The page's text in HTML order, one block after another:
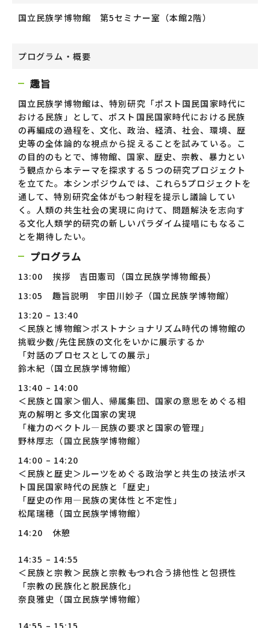
国立民族学博物館 第5セミナー室（本館2階）
プログラム・概要
趣旨
国立民族学博物館は、特別研究「ポスト国民国家時代に
おける民族」として、ポスト国民国家時代における民族
の再編成の過程を、文化、政治、経済、社会、環境、歴
史等の全体論的な視点から捉えることを試みている。こ
の目的のもとで、博物館、国家、歴史、宗教、暴力とい
う観点から本テーマを探求する５つの研究プロジェクト
を立てた。本シンポジウムでは、これら5プロジェクトを
通して、特別研究全体がもつ射程を提示し議論してい
く。人類の共生社会の実現に向けて、問題解決を志向す
る文化人類学的研究の新しいパラダイム提唱にもなるこ
とを期待したい。
プログラム
13:00 挨拶 吉田憲司（国立民族学博物館長）
13:05 趣旨説明 宇田川妙子（国立民族学博物館）
13:20 – 13:40
＜民族と博物館＞ポストナショナリズム時代の博物館の
挑戦――少数/先住民族の文化をいかに展示するか
「対話のプロセスとしての展示」
鈴木紀（国立民族学博物館）
13:40 – 14:00
＜民族と国家＞個人、帰属集団、国家の意思をめぐる相
克の解明と多文化国家の実現
「権力のベクトル―民族の要求と国家の管理」
野林厚志（国立民族学博物館）
14:00 – 14:20
＜民族と歴史＞ルーツをめぐる政治学と共生の技法――ポス
ト国民国家時代の民族と「歴史」
「歴史の作用―民族の実体性と不定性」
松尾瑞穂（国立民族学博物館）
14:20 休憩
14:35 – 14:55
＜民族と宗教＞民族と宗教――もつれ合う排他性と包摂性
「宗教の民族化と脱民族化」
奈良雅史（国立民族学博物館）
14:55 – 15:15